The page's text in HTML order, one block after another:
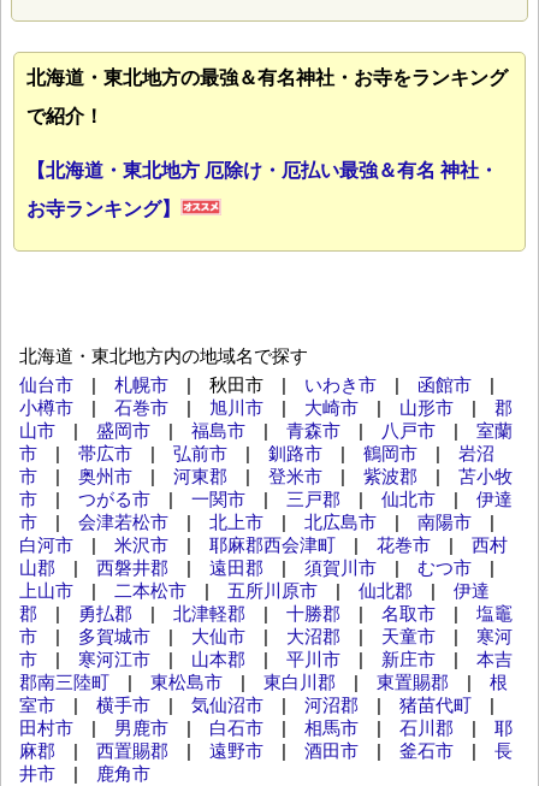
北海道・東北地方の最強＆有名神社・お寺をランキング
で紹介！
【北海道・東北地方 厄除け・厄払い最強＆有名 神社・
お寺ランキング】
北海道・東北地方内の地域名で探す
仙台市 | 札幌市 | 秋田市 | いわき市 | 函館市 |
小樽市 | 石巻市 | 旭川市 | 大崎市 | 山形市 | 郡
山市 | 盛岡市 | 福島市 | 青森市 | 八戸市 | 室蘭
市 | 帯広市 | 弘前市 | 釧路市 | 鶴岡市 | 岩沼
市 | 奥州市 | 河東郡 | 登米市 | 紫波郡 | 苫小牧
市 | つがる市 | 一関市 | 三戸郡 | 仙北市 | 伊達
市 | 会津若松市 | 北上市 | 北広島市 | 南陽市 |
白河市 | 米沢市 | 耶麻郡西会津町 | 花巻市 | 西村
山郡 | 西磐井郡 | 遠田郡 | 須賀川市 | むつ市 |
上山市 | 二本松市 | 五所川原市 | 仙北郡 | 伊達
郡 | 勇払郡 | 北津軽郡 | 十勝郡 | 名取市 | 塩竈
市 | 多賀城市 | 大仙市 | 大沼郡 | 天童市 | 寒河
市 | 寒河江市 | 山本郡 | 平川市 | 新庄市 | 本吉
郡南三陸町 | 東松島市 | 東白川郡 | 東置賜郡 | 根
室市 | 横手市 | 気仙沼市 | 河沼郡 | 猪苗代町 |
田村市 | 男鹿市 | 白石市 | 相馬市 | 石川郡 | 耶
麻郡 | 西置賜郡 | 遠野市 | 酒田市 | 釜石市 | 長
井市 |
鹿角市